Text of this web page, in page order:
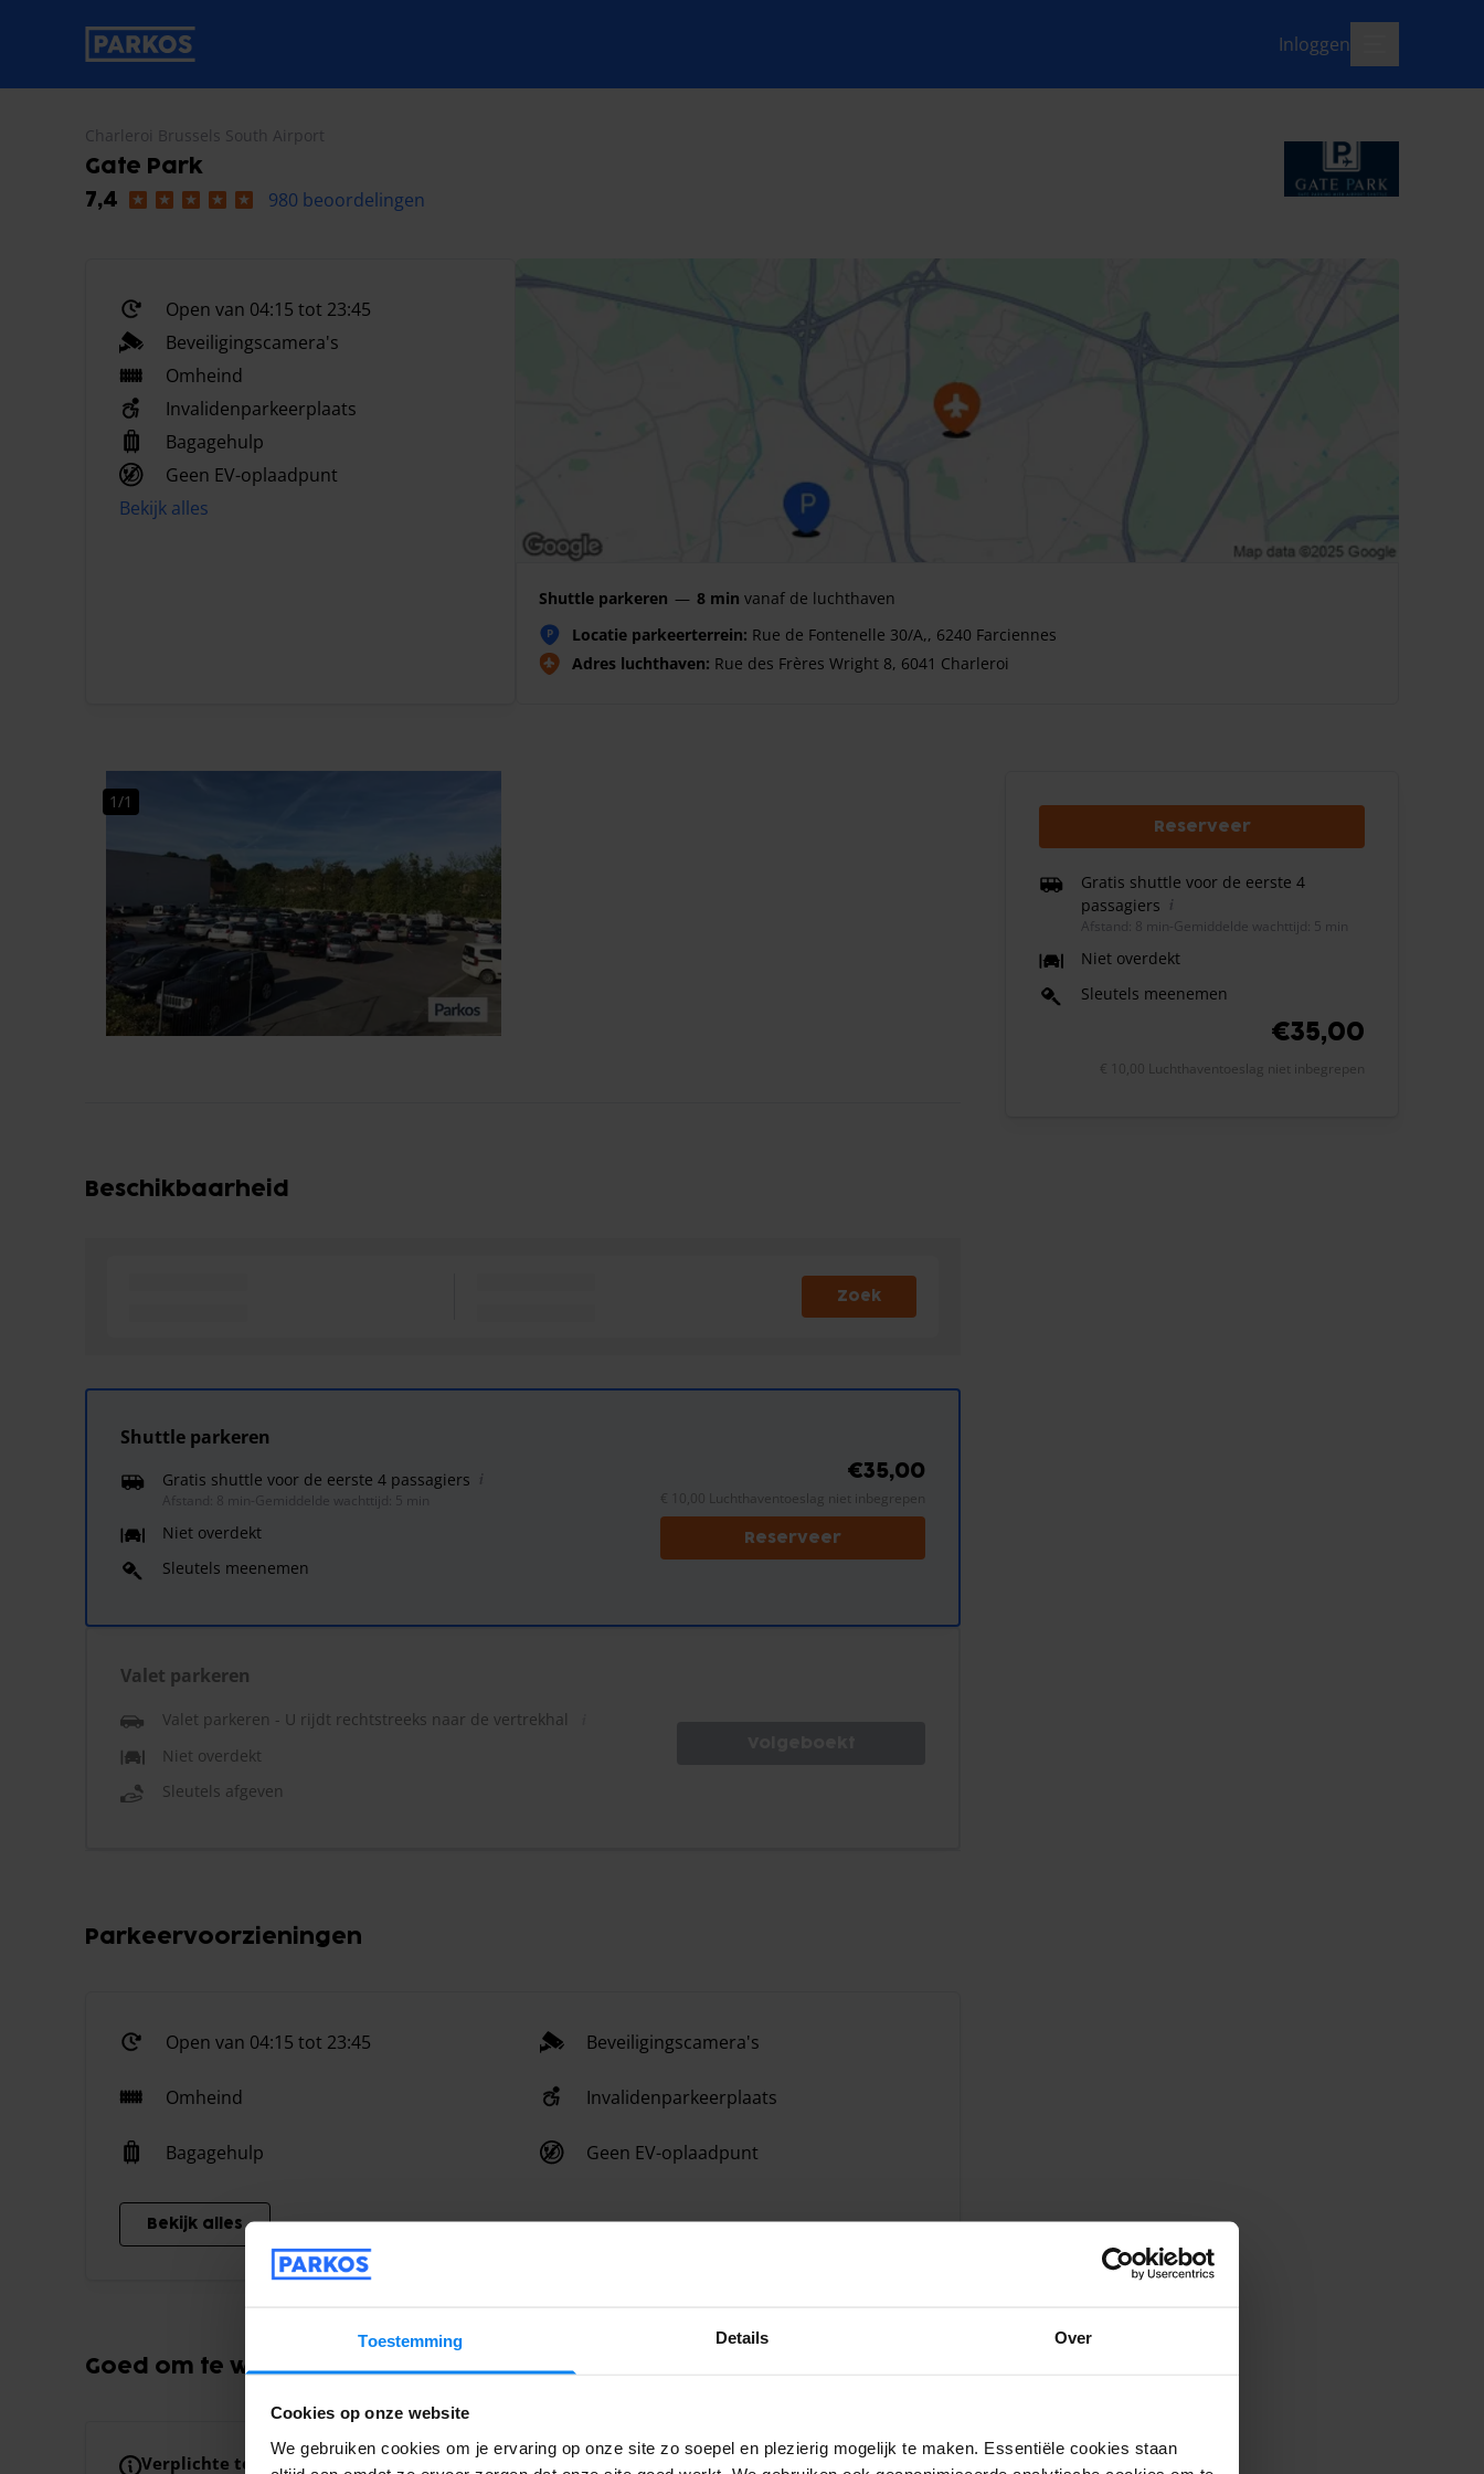
Toestemming Details Over
Cookies op onze website
We gebruiken cookies om je ervaring op onze site zo soepel en plezierig mogelijk te maken. Essentiële cookies staan
label-voor-primaire-navigatie Inloggen
Charleroi Brussels South Airport
Gate Park
7,4
980 beoordelingen
Open van 04:15 tot 23:45
Beveiligingscamera's
Omheind
Invalidenparkeerplaats
Bagagehulp
Geen EV-oplaadpunt
Bekijk alles
Shuttle parkeren — 8 min vanaf de luchthaven
P Locatie parkeerterrein: Rue de Fontenelle 30/A,, 6240 Farciennes
Adres luchthaven: Rue des Frères Wright 8, 6041 Charleroi
1/1
Beschikbaarheid
Zoek
Shuttle parkeren
Gratis shuttle voor de eerste 4 passagiers
Afstand: 8 min Gemiddelde wachttijd: 5 min
Niet overdekt
Sleutels meenemen
€35,00
€ 10,00 Luchthaventoeslag niet inbegrepen
Reserveer
Valet parkeren
Valet parkeren - U rijdt rechtstreeks naar de vertrekhal
Niet overdekt
Sleutels afgeven
Parkeervoorzieningen
Open van 04:15 tot 23:45 Beveiligingscamera's
Omheind Invalidenparkeerplaats
Bagagehulp Geen EV-oplaadpunt
Bekijk alles
Goed om te weten
Verplichte toeslagen
Toeslag voor extra persoon in de shuttle
Reserveer
Gratis shuttle voor de eerste 4
passagiers
Afstand: 8 min Gemiddelde wachttijd: 5 min
Niet overdekt
Sleutels meenemen
€35,00
€ 10,00 Luchthaventoeslag niet inbegrepen